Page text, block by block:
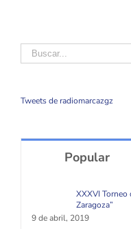
Buscar
Tweets de radiomarcazgz
Popular
XXXVI Torneo
Zaragoza”
9 de abril, 2019